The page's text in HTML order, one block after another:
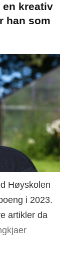
en kreativ
han som
Høyskolen
i 2023.
artikler da